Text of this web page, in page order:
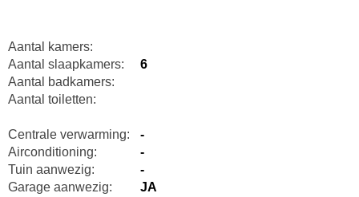
Aantal kamers:
Aantal slaapkamers:
6
Aantal badkamers:
Aantal toiletten:
Centrale verwarming:
-
Airconditioning:
-
Tuin aanwezig:
-
Garage aanwezig:
JA